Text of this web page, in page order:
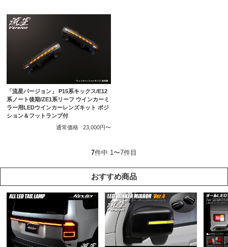
「流星バージョン」 P15系キックス/E12
系ノート後期/ZE1系リーフ ウインカーミ
ラー用LEDウインカーレンズキット ポジ
ション＆フットランプ付
通常価格
23,000円〜
7件中 1〜7件目
おすすめ商品